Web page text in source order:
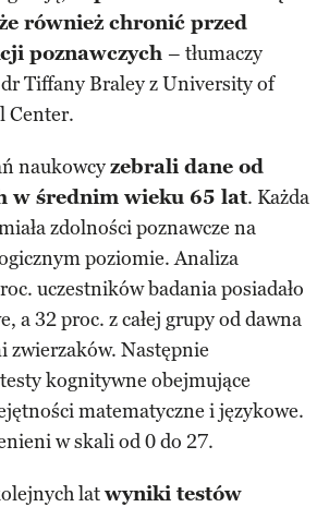
również chronić przed
poznawczych – tłumaczy
Tiffany Braley z University of
Center.
naukowcyzebrali dane od
w średnim wieku 65 lat. Każda
zdolności poznawcze na
poziomie. Analiza
uczestników badania posiadało
a 32 proc. z całej grupy od dawna
zwierzaków. Następnie
kognitywne obejmujące
matematyczne i językowe.
w skali od 0 do 27.
latwyniki testów